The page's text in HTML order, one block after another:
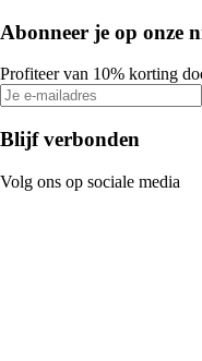
Abonneer je op onze
Profiteer van 10% korting
Blijf verbonden
Volg ons op sociale media